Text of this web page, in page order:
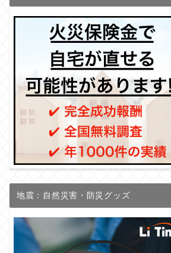
地震：自然災害・防災グッズ